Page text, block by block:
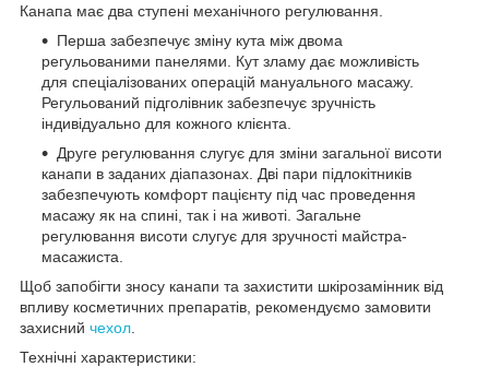
Канапа має два ступені механічного регулювання.
Перша забезпечує зміну кута між двома
регульованими панелями. Кут зламу дає можливість
для спеціалізованих операцій мануального масажу.
Регульований підголівник забезпечує зручність
індивідуально для кожного клієнта.
Друге регулювання слугує для зміни загальної висоти
канапи в заданих діапазонах. Дві пари підлокітників
забезпечують комфорт пацієнту під час проведення
масажу як на спині, так і на животі. Загальне
регулювання висоти слугує для зручності майстра-
масажиста.
Щоб запобігти зносу канапи та захистити шкірозамінник від
впливу косметичних препаратів, рекомендуємо замовити
захисний чехол
Технічні характеристики: